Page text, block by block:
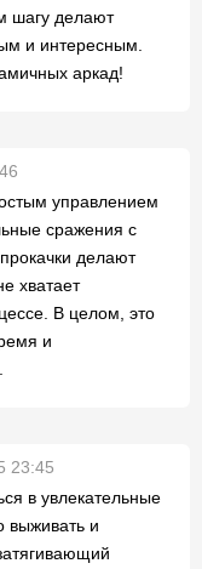
шагу делают
и интересным.
аркад!
управлением
сражения с
делают
хватает
В целом, это
и
23:45
в увлекательные
выживать и